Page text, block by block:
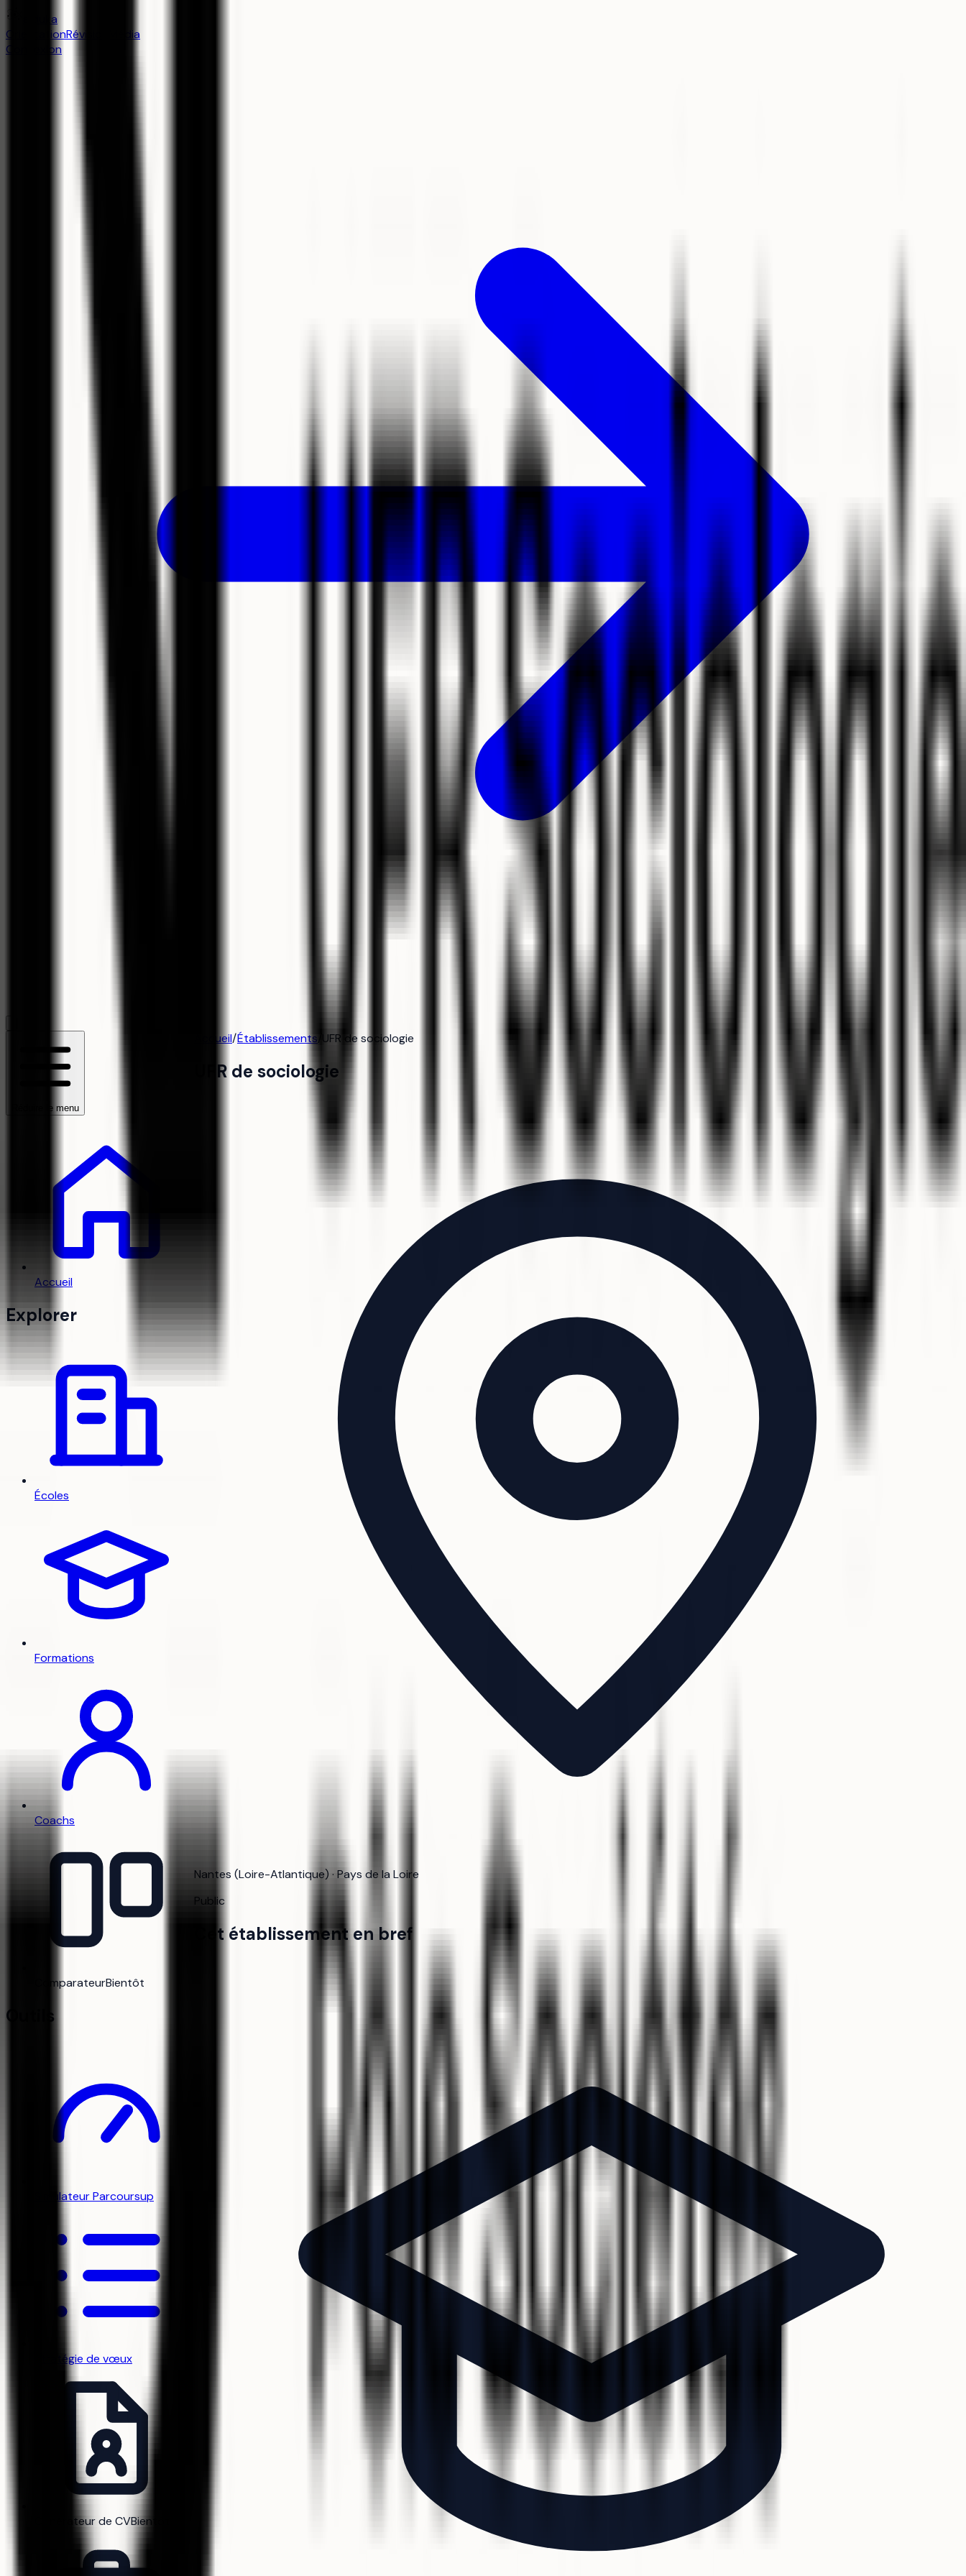
aiduka
OrientationRévision
Média
Connexion
Réduire le menu
Accueil
Explorer
Écoles
Formations
Coachs
ComparateurBientôt
Outils
Simulateur Parcoursup
Stratégie de vœux
Générateur de CVBientôt
Accueil/Établissements UFR de sociologie
UFR de sociologie
Nantes (Loire-Atlantique) · Pays de la Loire
Public
Cet établissement en bref